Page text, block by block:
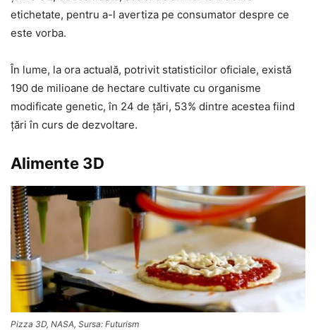
etichetate, pentru a-l avertiza pe consumator despre ce
este vorba.
În lume, la ora actuală, potrivit statisticilor oficiale, există
190 de milioane de hectare cultivate cu organisme
modificate genetic, în 24 de ţări, 53% dintre acestea fiind
ţări în curs de dezvoltare.
Alimente 3D
Pizza 3D, NASA, Sursa: Futurism